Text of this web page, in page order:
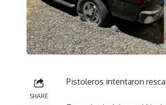
SHARE
Pistoleros intentaron